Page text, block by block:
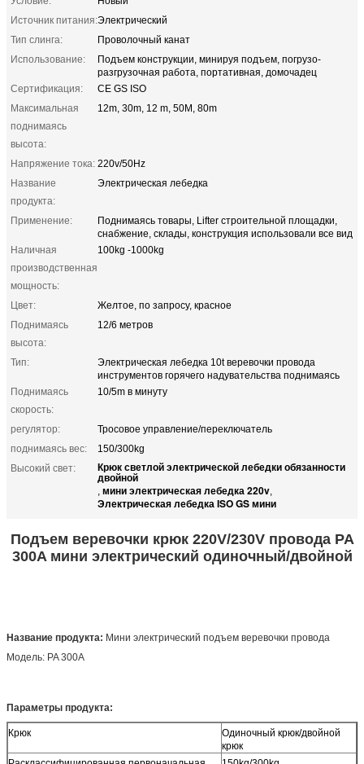
Источник питания:Электрический
Тип слинга:
Проволочный канат
Использование:
Подъем конструкции, минируя подъем, погрузо-
разгрузочная работа, портативная, домочадец
Сертификация:
CE GS ISO
Максимальная
поднимаясь
высота:
12m, 30m, 12 m, 50M, 80m
Напряжение тока: 220v/50Hz
Название
продукта:
Электрическая лебедка
Применение:
Поднимаясь товары, Lifter строительной площадки,
снабжение, склады, конструкция использовали все вид
Наличная
производственная
мощность:
100kg -1000kg
Цвет:
Желтое, по запросу, красное
Поднимаясь
высота:
12/6 метров
Тип:
Электрическая лебедка 10t веревочки провода
инструментов горячего надувательства поднимаясь
Поднимаясь
скорость:
10/5m в минуту
регулятор:
Тросовое управление/переключатель
поднимаясь вес:
150/300kg
Высокий свет:
Крюк светлой электрической лебедки обязанности
двойной
, мини электрическая лебедка 220v,
Электрическая лебедка ISO GS мини
Подъем веревочки крюк 220V/230V провода PA
300A мини электрический одиночный/двойной
Название продукта: Мини электрический подъем веревочки провода
Модель: PA 300A
Параметры продукта:
Крюк
Одиночный крюк/двойной
крюк